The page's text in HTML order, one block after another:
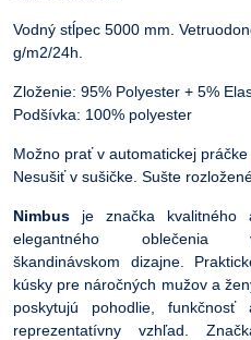
Vodný stĺpec 5000 mm.
g/m2/24h.
Zloženie: 95% Polyester + 5%
Podšívka: 100% polyester
Možno prať v automatickej
Nesušiť v sušičke. Sušte
Nimbus je značka kvalitného
elegantného oblečenia
škandinávskom dizajne.
kúsky pre náročných mužov a
poskytujú pohodlie, funkčnosť
reprezentatívny vzhľad.